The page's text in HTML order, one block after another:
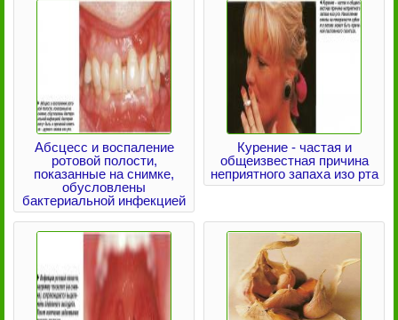
Абсцесс и воспаление
ротовой полости,
показанные на снимке,
обусловлены
бактериальной инфекцией
Курение - частая и
общеизвестная причина
неприятного запаха изо рта